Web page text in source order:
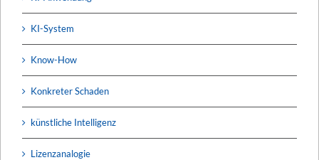
KI-System
Know-How
Konkreter Schaden
künstliche Intelligenz
Lizenzanalogie